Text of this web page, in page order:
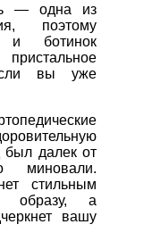
— одна из
поэтому
и ботинок
вы уже
далек от
миновали.
стильным
образу, а
вашу